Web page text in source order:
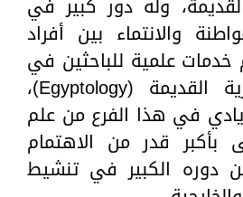
والانتماء بين أفراد
علمية للباحثين في
علم الآثار المصرية القديمة (Egyptology)،
في هذا الفرع من علم
بأكبر قدر من الاهتمام
دوره الكبير في تنشيط